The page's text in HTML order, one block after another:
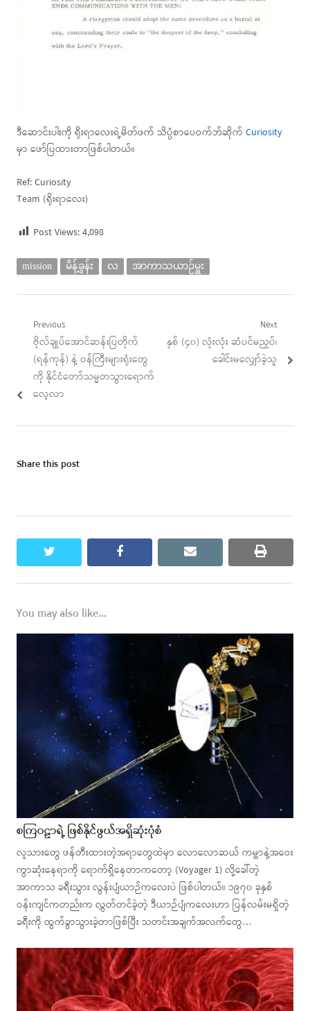
ဒီဆောင်းပါးကို ရိုးရာလေးရဲ့မိတ်ဖက် သိပ္ပံစာပေဝက်ဘ်ဆိုက် Curiosity
မှာ ဖော်ပြထားတာဖြစ်ပါတယ်။
Ref: Curiosity
Team (ရိုးရာလေး)
Post Views:4,098
mission မိန့်ခွန်း လ အာကာသယာဉ်မှူး
Post
navigation
Previous
Previous
post:
ဗိုလ်ချုပ်အောင်ဆန်းပြတိုက်
(ရန်ကုန်) နဲ့ ဝန်ကြီးများရုံးတွေ
ကို နိုင်ငံတော်သမ္မတသွားရောက်
လေ့လာ
Next
Next
နှစ် (၄၀) လုံးလုံး ဆံပင်မညှပ်၊
ခေါင်းမလျှော်ခဲ့သူ
Share this post
twitter facebook email print
You may also like...
စကြဝဠာရဲ့ ဖြစ်နိုင်ဖွယ်အရှိဆုံးပုံစံ
လူသားတွေ ဖန်တီးထားတဲ့အရာတွေထဲမှာ လောလောဆယ် ကမ္ဘာနဲ့အဝေး
ကွာဆုံးနေရာကို ရောက်ရှိနေတာကတော့ (Voyager 1) လို့ခေါ်တဲ့
အာကာသ ခရီးသွား လွန်းပျံယာဉ်ကလေးပဲ ဖြစ်ပါတယ်။ ၁၉၇၀ ခုနှစ်
ဝန်းကျင်ကတည်းက လွှတ်တင်ခဲ့တဲ့ ဒီယာဉ်ပျံကလေးဟာ ပြန်လမ်းမရှိတဲ့
ခရီးကို ထွက်ခွာသွားခဲ့တာဖြစ်ပြီး သတင်းအချက်အလက်တွေ…